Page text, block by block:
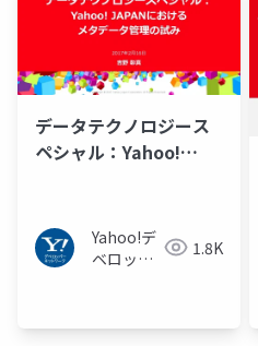
データテクノロジース
ペシャル：Yahoo!
Yahoo!デ
ベロッパ
1.8K